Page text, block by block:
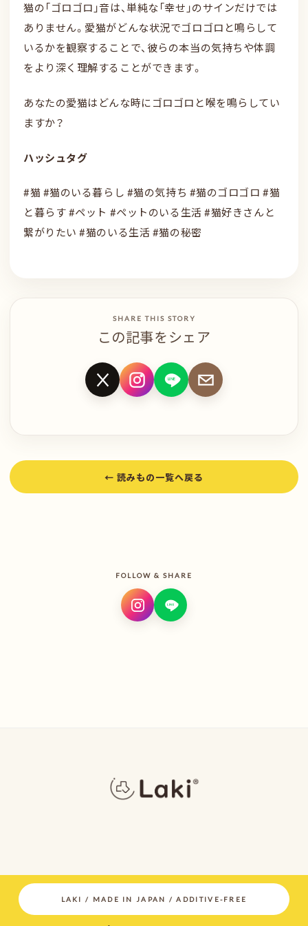
猫の「ゴロゴロ」音は、単純な「幸せ」のサインだけでは
ありません。愛猫がどんな状況でゴロゴロと鳴らして
いるかを観察することで、彼らの本当の気持ちや体調
をより深く理解することができます。
あなたの愛猫はどんな時にゴロゴロと喉を鳴らしてい
ますか？
ハッシュタグ
#猫 #猫のいる暮らし #猫の気持ち #猫のゴロゴロ #猫
と暮らす #ペット #ペットのいる生活 #猫好きさんと
繋がりたい #猫のいる生活 #猫の秘密
SHARE THIS STORY
この記事をシェア
X Instagram
LINELINE メール
← 読みもの一覧へ戻る
FOLLOW & SHARE
LINE